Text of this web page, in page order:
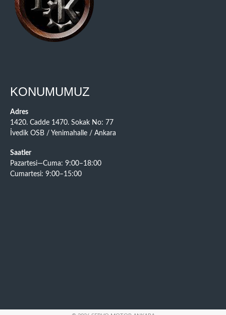
KONUMUMUZ
Adres
1420. Cadde 1470. Sokak No: 77
İvedik OSB / Yenimahalle / Ankara
Saatler
Pazartesi—Cuma: 9:00–18:00
Cumartesi: 9:00–15:00